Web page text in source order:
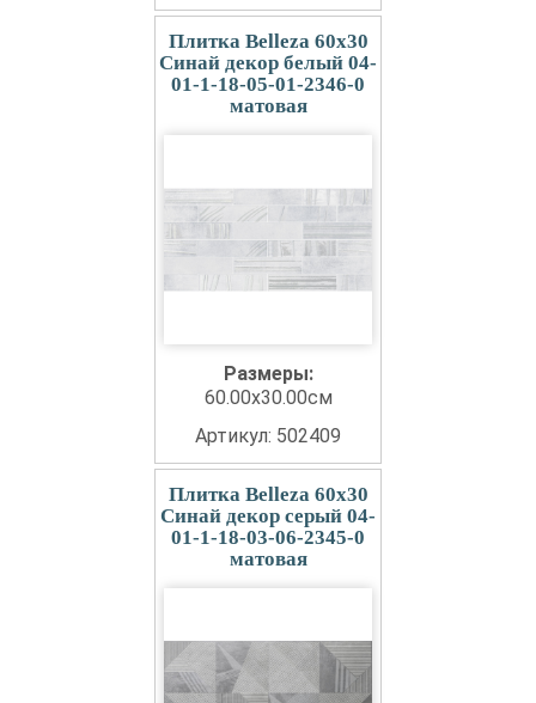
Плитка Belleza 60x30
Синай декор белый 04-
01-1-18-05-01-2346-0
матовая
Размеры:
60.00x30.00см
Артикул: 502409
Плитка Belleza 60x30
Синай декор серый 04-
01-1-18-03-06-2345-0
матовая